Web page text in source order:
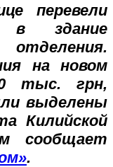
перевели
в здание
на новом
тыс. грн,
выделены
Килийской
сообщает
.